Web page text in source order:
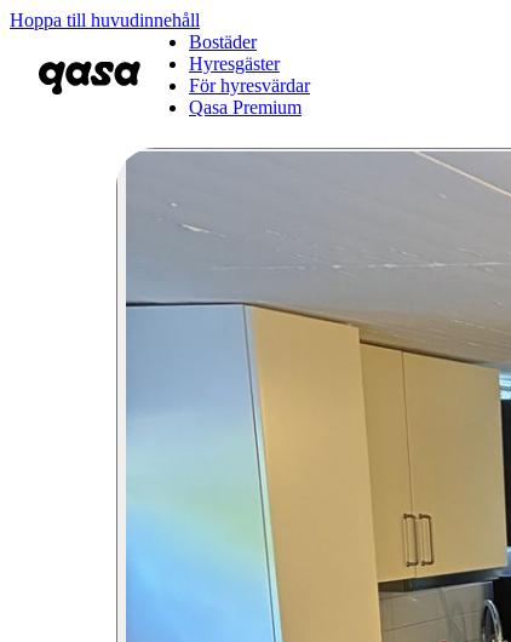
Hoppa till huvudinnehåll
Bostäder
Hyresgäster
För hyresvärdar
Qasa Premium